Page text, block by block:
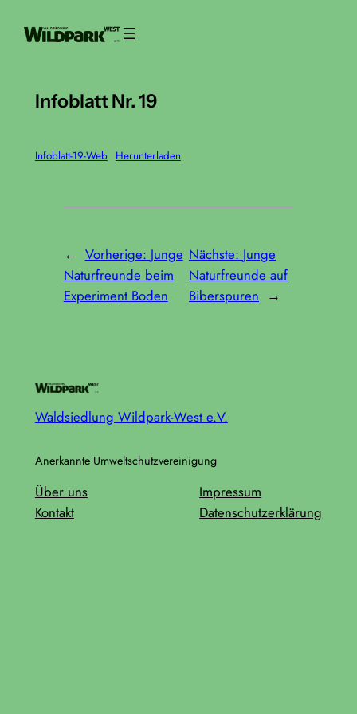
Inhalt
Infoblatt Nr. 19
Infoblatt-19-Web Herunterladen
← Vorherige: Junge
Naturfreunde beim
Experiment Boden
Nächste: Junge
Naturfreunde auf
Biberspuren →
Waldsiedlung Wildpark-West e.V.
Anerkannte Umweltschutzvereinigung
Über uns
Kontakt
Impressum
Datenschutzerklärung